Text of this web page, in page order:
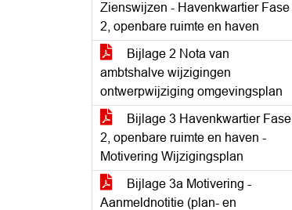
Zienswijzen - Havenkwartier Fase
2, openbare ruimte en haven
Bijlage 2 Nota van
ambtshalve wijzigingen
ontwerpwijziging omgevingsplan
Bijlage 3 Havenkwartier Fase
2, openbare ruimte en haven -
Motivering Wijzigingsplan
Bijlage 3a Motivering -
Aanmeldnotitie (plan- en